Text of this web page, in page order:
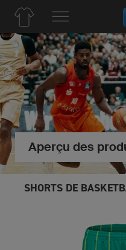
Aperçu des
SHORTS DE